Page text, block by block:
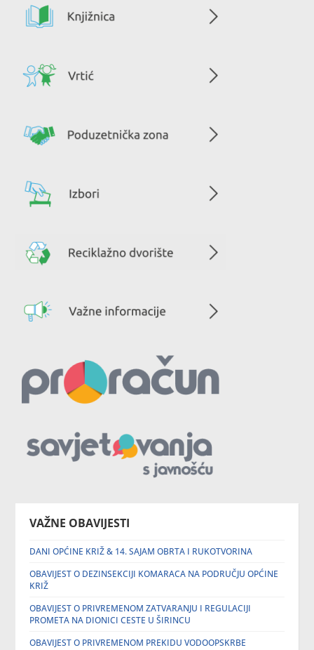
VAŽNE OBAVIJESTI
DANI OPĆINE KRIŽ & 14. SAJAM OBRTA I RUKOTVORINA
OBAVIJEST O DEZINSEKCIJI KOMARACA NA PODRUČJU OPĆINE
KRIŽ
OBAVIJEST O PRIVREMENOM ZATVARANJU I REGULACIJI
PROMETA NA DIONICI CESTE U ŠIRINCU
OBAVIJEST O PRIVREMENOM PREKIDU VODOOPSKRBE